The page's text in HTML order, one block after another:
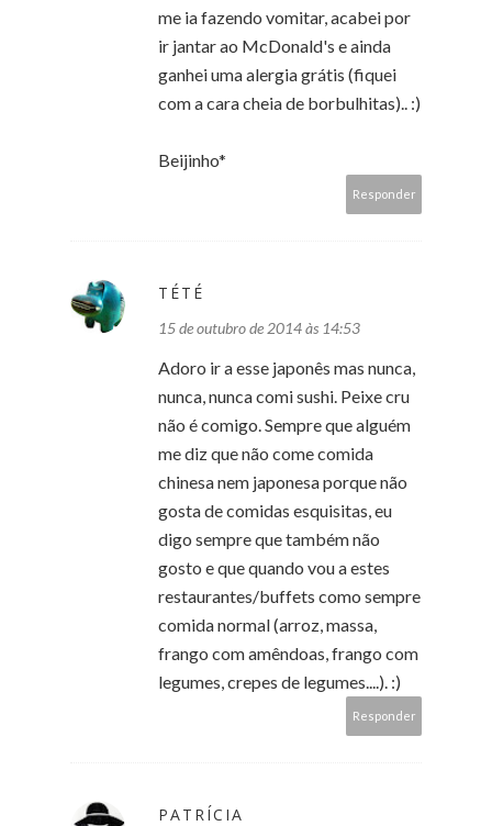
me ia fazendo vomitar, acabei por
ir jantar ao McDonald's e ainda
ganhei uma alergia grátis (fiquei
com a cara cheia de borbulhitas).. :)
Beijinho*
Responder
TÉTÉ
15 de outubro de 2014 às 14:53
Adoro ir a esse japonês mas nunca,
nunca, nunca comi sushi. Peixe cru
não é comigo. Sempre que alguém
me diz que não come comida
chinesa nem japonesa porque não
gosta de comidas esquisitas, eu
digo sempre que também não
gosto e que quando vou a estes
restaurantes/buffets como sempre
comida normal (arroz, massa,
frango com amêndoas, frango com
legumes, crepes de legumes....). :)
Responder
PATRÍCIA